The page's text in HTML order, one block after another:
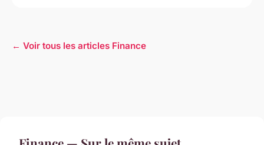
← Voir tous les articles Finance